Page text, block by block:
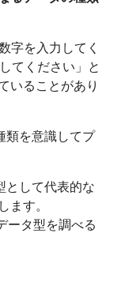
字を入力してく
てください」と
いることがあり
類を意識してプ
として代表的な
ます。
ータ型を調べる